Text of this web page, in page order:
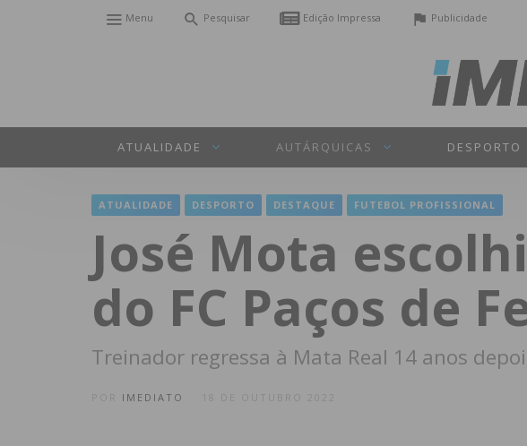
Menu Pesquisar Edição Impressa Publicidade
ATUALIDADE AUTÁRQUICAS DESPORTO
ATUALIDADE DESPORTO DESTAQUE FUTEBOL PROFISSIONAL
José Mota
do FC Paços de
Treinador regressa à Mata Real 14 anos
IMEDIATO 18 DE OUTUBRO 2022